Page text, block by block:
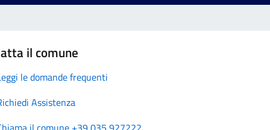
il comune
le domande frequenti
Assistenza